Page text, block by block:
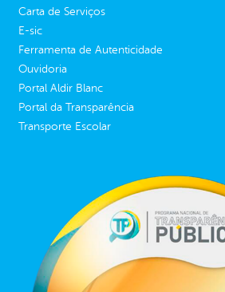
Carta de Serviços
E-sic
Ferramenta de Autenticidade
Ouvidoria
Portal Aldir Blanc
Portal da Transparência
Transporte Escolar